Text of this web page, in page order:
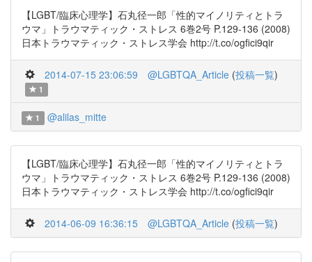
【LGBT/臨床心理学】石丸径一郎「性的マイノリティとトラ
ウマ」トラウマティック・ストレス 6巻2号 P.129-136 (2008)
日本トラウマティック・ストレス学会 http://t.co/ogfici9qir
2014-07-15 23:06:59 @LGBTQA_Article (投稿一覧)
1
1 @alilas_mitte
【LGBT/臨床心理学】石丸径一郎「性的マイノリティとトラ
ウマ」トラウマティック・ストレス 6巻2号 P.129-136 (2008)
日本トラウマティック・ストレス学会 http://t.co/ogfici9qir
2014-06-09 16:36:15 @LGBTQA_Article (投稿一覧)